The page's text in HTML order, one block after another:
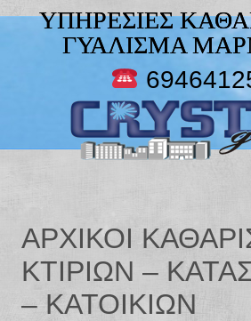
ΥΠΗΡΕΣΙΕΣ
ΓΥΑΛΙΣΜΑ
ΑΡΧΙΚΟΊ
ΚΤΙΡΊΩΝ –
– ΚΑΤΟΙΚΙΏΝ